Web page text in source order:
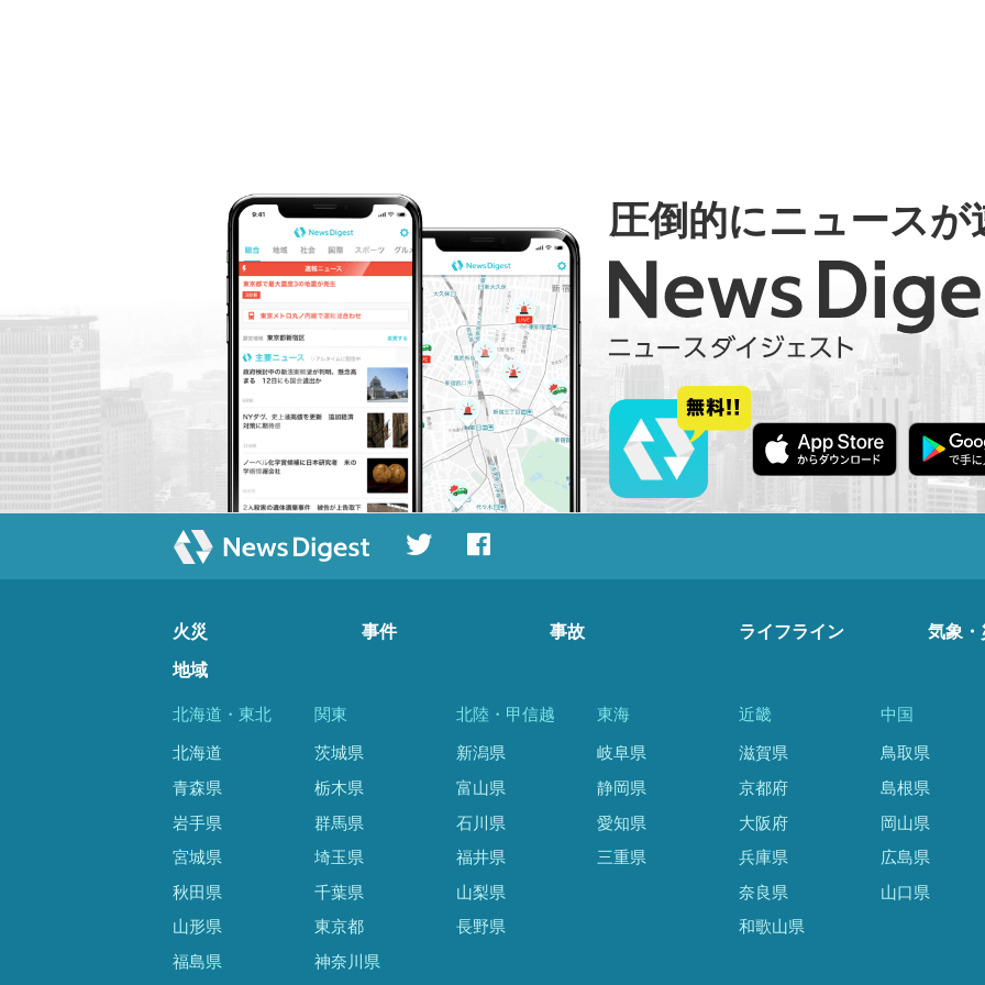
圧倒的にニュースが
火災 事件 事故 ライフライン 気象・
地域
北海道・東北
北海道
青森県
岩手県
宮城県
秋田県
山形県
福島県
関東
茨城県
栃木県
群馬県
埼玉県
千葉県
東京都
神奈川県
北陸・甲信越
新潟県
富山県
石川県
福井県
山梨県
長野県
東海
岐阜県
静岡県
愛知県
三重県
近畿
滋賀県
京都府
大阪府
兵庫県
奈良県
和歌山県
中国
鳥取県
島根県
岡山県
広島県
山口県